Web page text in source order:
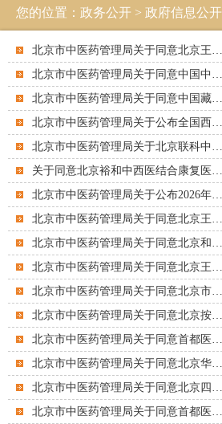
您的位置：政务公开 > 政府信息公
北京市中医药管理局关于同意北京王府中西医结合医院增设精神科（临床心理专业）诊...
北京市中医药管理局关于同意中国中医科学院广安门医院增加执业地点的批复
北京市中医药管理局关于同意中国藏学研究中心北京藏医院2025年校验合格的批复
北京市中医药管理局关于公布全国西医学习中医骨干人才培训项目入选名单的通知
北京市中医药管理局关于北京联科中医肾病医院2025年度校验合格的批复
关于同意北京裕和中西医结合康复医院2025年校验合格的批复
北京市中医药管理局关于公布2026年度北京市级中医药继续教育项目的通知
北京市中医药管理局关于同意北京王府中西医结合医院备案“肿瘤消融治疗技术”医疗...
北京市中医药管理局关于同意北京和睦家中西医结合医院2025年校验合格的批复
北京市中医药管理局关于同意北京王府中西医结合医院增设儿童生长发育专业等诊疗科...
北京市中医药管理局关于同意北京市西城区广外医院增加血液透析机数量的批复
北京市中医药管理局关于同意北京按摩医院2025年校验合格的批复
北京市中医药管理局关于同意首都医科大学附属北京中医医院2025年度校验合格的批复
北京市中医药管理局关于同意北京华医中西医结合皮肤病医院2025年度校验合格的批复
北京市中医药管理局关于同意北京四惠中医医院2025年校验合格的批复
北京市中医药管理局关于同意首都医科大学附属北京中医医院在中国石油化工百川经济...